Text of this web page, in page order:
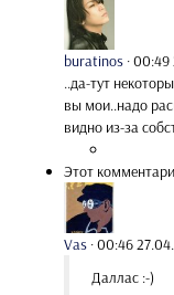
buratinos ·00:49
..да-тут
вы мои..надо
видно из-за
Этот
Vas ·00:46
Даллас :-)